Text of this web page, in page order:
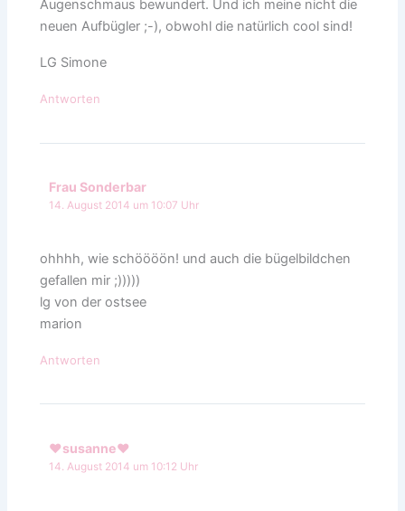
Augenschmaus bewundert. Und ich meine nicht die
neuen Aufbügler ;-), obwohl die natürlich cool sind!
LG Simone
Antworten
Frau Sonderbar
14. August 2014 um 10:07 Uhr
ohhhh, wie schöööön! und auch die bügelbildchen
gefallen mir ;)))))
lg von der ostsee
marion
Antworten
♥susanne♥
14. August 2014 um 10:12 Uhr